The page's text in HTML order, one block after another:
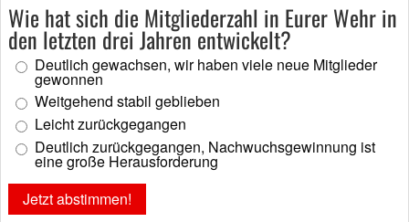
Wie hat sich die Mitgliederzahl in Eurer Wehr in
den letzten drei Jahren entwickelt?
Deutlich gewachsen, wir haben viele neue Mitglieder
gewonnen
Weitgehend stabil geblieben
Leicht zurückgegangen
Deutlich zurückgegangen, Nachwuchsgewinnung ist
eine große Herausforderung